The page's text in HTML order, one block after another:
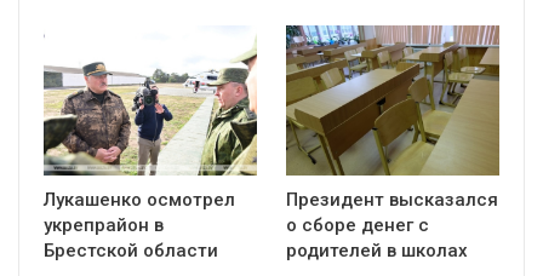
Лукашенко осмотрел
укрепрайон в
Брестской области
Президент высказался
о сборе денег с
родителей в школах